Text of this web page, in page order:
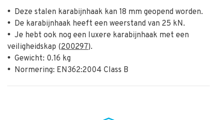
• Deze stalen karabijnhaak kan 18 mm geopend worden.
• De karabijnhaak heeft een weerstand van 25 kN.
• Je hebt ook nog een luxere karabijnhaak met een
veiligheidskap (200297).
• Gewicht: 0.16 kg
• Normering: EN362:2004 Class B